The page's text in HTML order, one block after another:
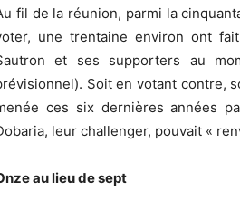
fil de la réunion, parmi la
une trentaine environ ont
et ses supporters au
Soit en votant contre,
ces six dernières années
leur challenger, pouvait «
au lieu de sept